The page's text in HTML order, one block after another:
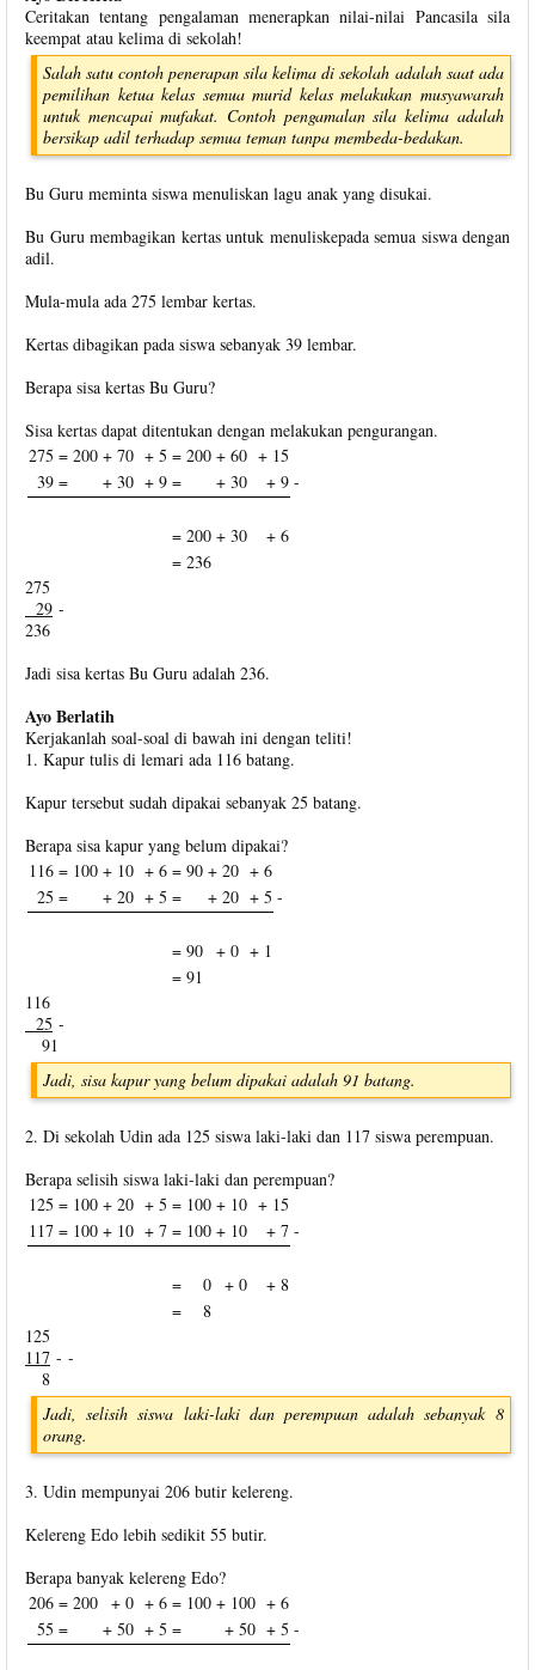
Ceritakan tentang pengalaman menerapkan nilai-nilai Pancasila sila
keempat atau kelima di sekolah!
Salah satu contoh penerapan sila kelima di sekolah adalah saat ada
pemilihan ketua kelas semua murid kelas melakukan musyawarah
untuk mencapai mufakat. Contoh pengamalan sila kelima adalah
bersikap adil terhadap semua teman tanpa membeda-bedakan.
Bu Guru meminta siswa menuliskan lagu anak yang disukai.
Bu Guru membagikan kertas untuk menuliskepada semua siswa dengan
adil.
Mula-mula ada 275 lembar kertas.
Kertas dibagikan pada siswa sebanyak 39 lembar.
Berapa sisa kertas Bu Guru?
Sisa kertas dapat ditentukan dengan melakukan pengurangan.
275 = 200 + 70 + 5 = 200 + 60 + 15
39 =
+ 30 + 9 = + 30 + 9 -
= 200 + 30
+ 6
= 236
275
29 -
236
Jadi sisa kertas Bu Guru adalah 236.
Ayo Berlatih
Kerjakanlah soal-soal di bawah ini dengan teliti!
1. Kapur tulis di lemari ada 116 batang.
Kapur tersebut sudah dipakai sebanyak 25 batang.
Berapa sisa kapur yang belum dipakai?
116 = 100 + 10 + 6 = 90 + 20 + 6
25 =
+ 20 + 5 = + 20 + 5 -
= 90 + 0 + 1
= 91
116
25 -
91
Jadi, sisa kapur yang belum dipakai adalah 91 batang.
2. Di sekolah Udin ada 125 siswa laki-laki dan 117 siswa perempuan.
Berapa selisih siswa laki-laki dan perempuan?
125 = 100 + 20 + 5 = 100 + 10 + 15
117 = 100 + 10 + 7 = 100 + 10 + 7 -
= 0 + 0
+ 8
=
8
125
117 - -
8
Jadi, selisih siswa laki-laki dan perempuan adalah sebanyak 8
orang.
3. Udin mempunyai 206 butir kelereng.
Kelereng Edo lebih sedikit 55 butir.
Berapa banyak kelereng Edo?
206 = 200 + 0 + 6 = 100 + 100 + 6
55 =
+ 50 + 5 = + 50 + 5 -